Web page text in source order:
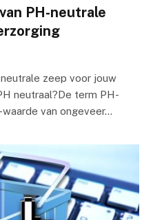
PH-neutrale
zeep voor jouw
neutraal?De term PH-
van ongeveer…